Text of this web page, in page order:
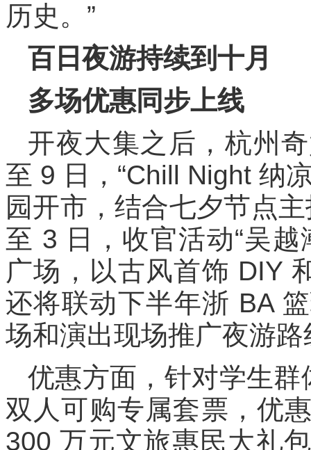
历史。”
百日夜游持续到十月
多场优惠同步上线
开夜大集之后，杭州
至 9 日，“Chill Night 纳
园开市，结合七夕节点
至 3 日，收官活动“吴
广场，以古风首饰 DIY
还将联动下半年浙 BA
场和演出现场推广夜游路
优惠方面，针对学生
双人可购专属套票，优
300 万元文旅惠民大礼